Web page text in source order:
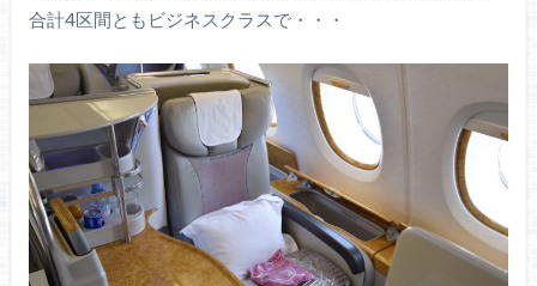
合計4区間ともビジネスクラスで・・・